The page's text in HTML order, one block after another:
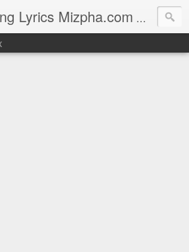
Lyrics Mizpha.com Hindi